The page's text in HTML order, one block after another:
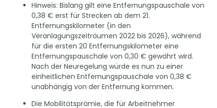
Hinweis: Bislang gilt eine Entfernungspauschale von
0,38 € erst für Strecken ab dem 21.
Entfernungskilometer (in den
Veranlagungszeiträumen 2022 bis 2026), während
für die ersten 20 Entfernungskilometer eine
Entfernungspauschale von 0,30 € gewährt wird.
Nach der Neuregelung würde es nun zu einer
einheitlichen Entfernungspauschale von 0,38 €
unabhängig von der Entfernung kommen.
Die Mobilitätsprämie, die für Arbeitnehmer